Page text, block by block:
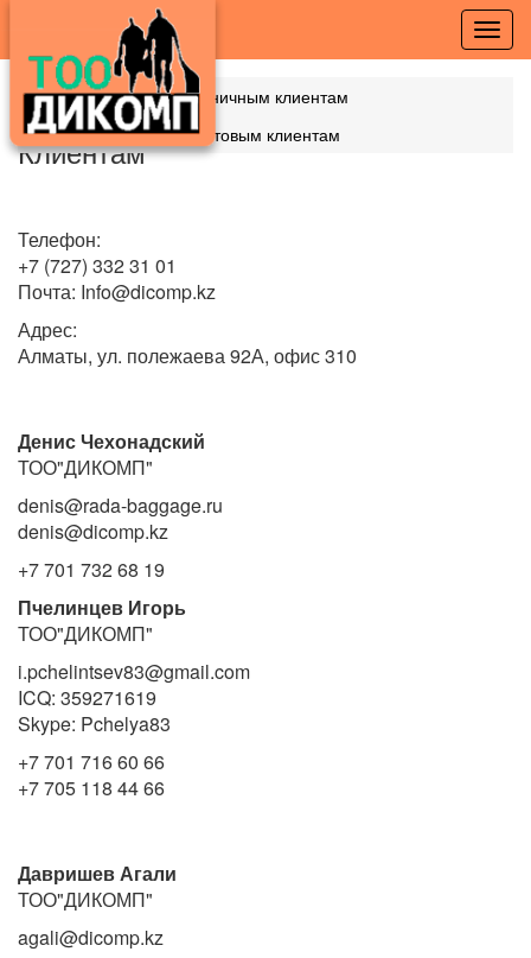
Клиентам
Розничным клиентам
Оптовым клиентам
Телефон:
+7 (727) 332 31 01
Почта: Info@dicomp.kz
Адрес:
Алматы, ул. полежаева 92А, офис 310
Денис Чехонадский
ТОО"ДИКОМП"
denis@rada-baggage.ru
denis@dicomp.kz
+7 701 732 68 19
Пчелинцев Игорь
ТОО"ДИКОМП"
i.pchelintsev83@gmail.com
ICQ: 359271619
Skype: Pchelya83
+7 701 716 60 66
+7 705 118 44 66
Давришев Агали
ТОО"ДИКОМП"
agali@dicomp.kz